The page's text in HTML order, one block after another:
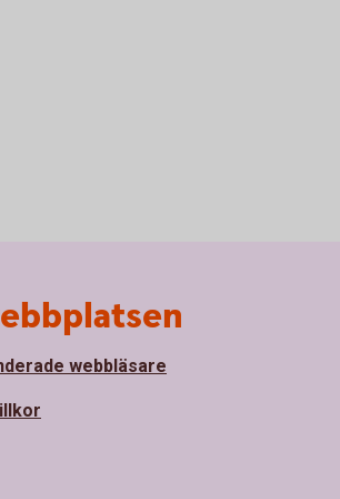
webbläsare